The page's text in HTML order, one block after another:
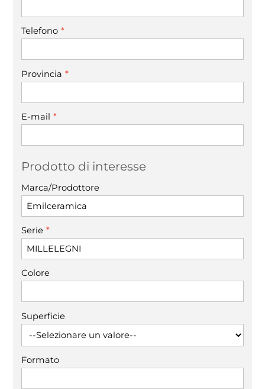
Telefono *
Provincia *
E-mail *
Prodotto di interesse
Marca/Prodottore
Serie *
Colore
Superficie
Formato